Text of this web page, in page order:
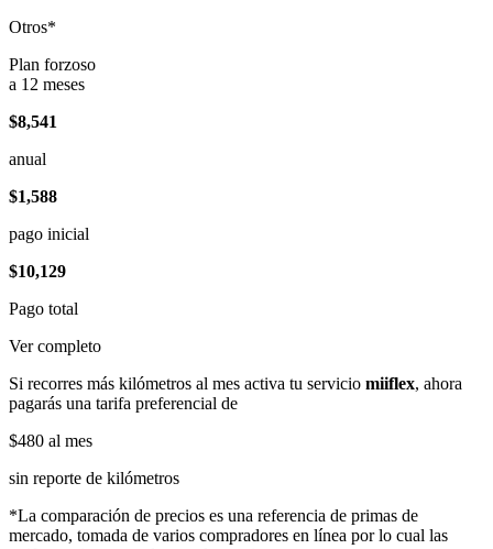
Otros*
Plan forzoso
a 12 meses
$8,541
anual
$1,588
pago inicial
$10,129
Pago total
Ver completo
Si recorres más kilómetros al mes activa tu servicio miiflex, ahora
pagarás una tarifa preferencial de
$480 al mes
sin reporte de kilómetros
*La comparación de precios es una referencia de primas de
mercado, tomada de varios compradores en línea por lo cual las